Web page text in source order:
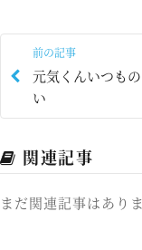
前の記事
元気くんいつも
い
関連記事
まだ関連記事はありま